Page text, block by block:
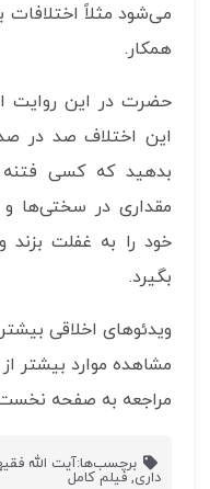
می‌شود مثلاً
همکار.
حضرت در این روایت
این اختلاف صد در
بدهید که کسی فتنه
مقداری در سختی‌ها و
خود را به غفلت بزند
بگیرد.
ویدئوهای اخلاقی
مشاهده موارد بیشتر از
مراجعه به صفحه
برچسب‌ها:آیت الله
داری, فیلم کامل